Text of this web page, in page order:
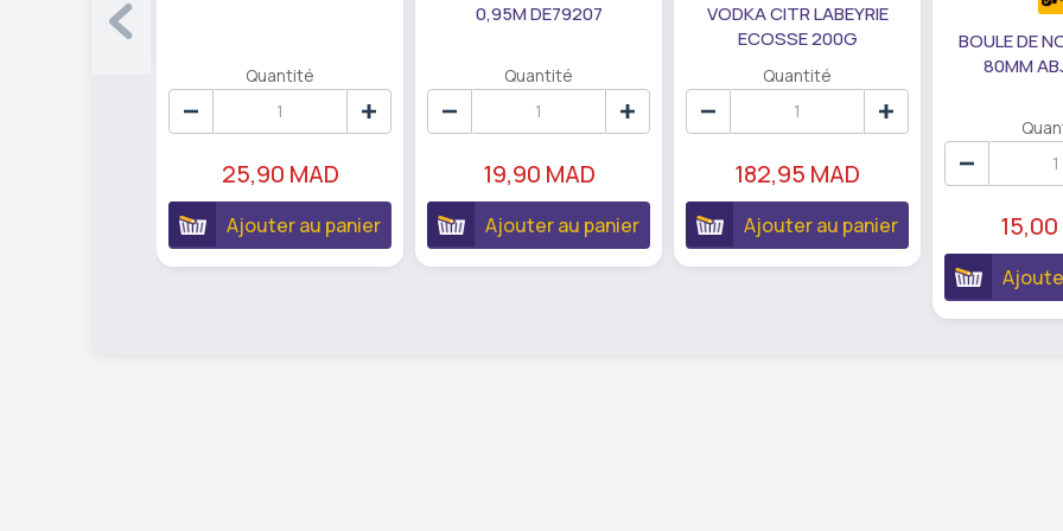
Quantité
25,90 MAD
Ajouter au panier
0,95M DE79207
Quantité
19,90 MAD
Ajouter au panier
VODKA CITR LABEYRIE
ECOSSE 200G
Quantité
182,95 MAD
Ajouter au panier
BOULE DE
80MM